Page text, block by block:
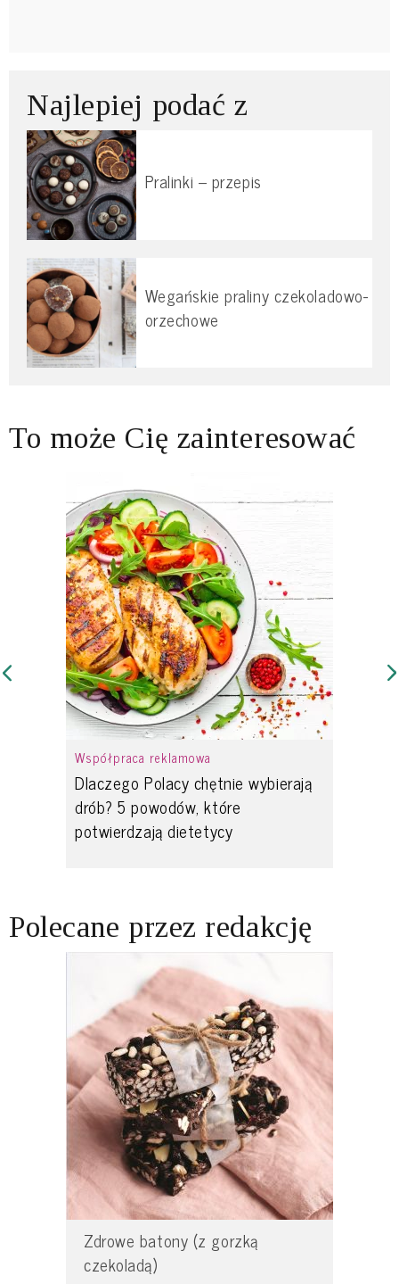
Najlepiej podać z
Pralinki – przepis
Wegańskie praliny czekoladowo-
orzechowe
To może Cię zainteresować
Współpraca reklamowa
Dlaczego Polacy chętnie wybierają
drób? 5 powodów, które
potwierdzają dietetycy
Polecane przez redakcję
Zdrowe batony (z gorzką
czekoladą)